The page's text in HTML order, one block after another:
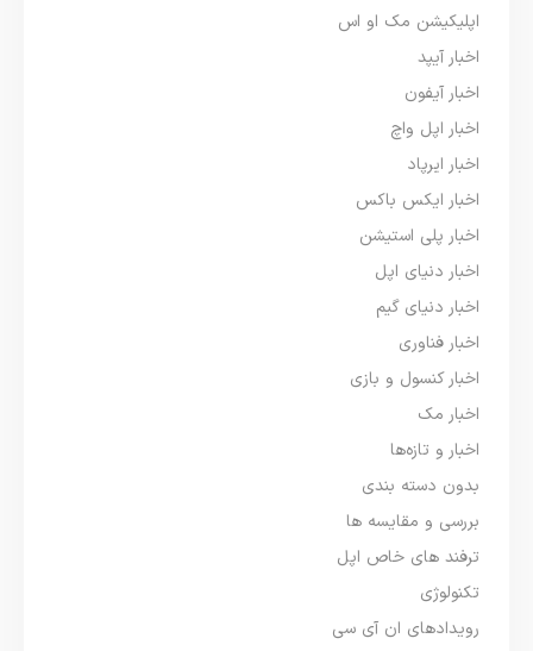
اپلیکیشن مک او اس
اخبار آیپد
اخبار آیفون
اخبار اپل واچ
اخبار ایرپاد
اخبار ایکس باکس
اخبار پلی استیشن
اخبار دنیای اپل
اخبار دنیای گیم
اخبار فناوری
اخبار کنسول و بازی
اخبار مک
اخبار و تازه‌ها
بدون دسته بندی
بررسی و مقایسه ها
ترفند های خاص اپل
تکنولوژی
رویدادهای ان آی سی